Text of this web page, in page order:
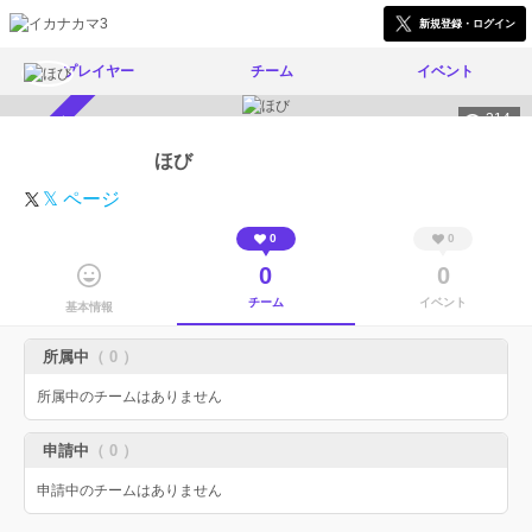
新規登録・ログイン
プレイヤー チーム イベント
314
ほび
𝕏 ページ
基本情報
0
0
チーム
0
0
イベント
所属中 （ 0 ）
所属中のチームはありません
申請中 （ 0 ）
申請中のチームはありません